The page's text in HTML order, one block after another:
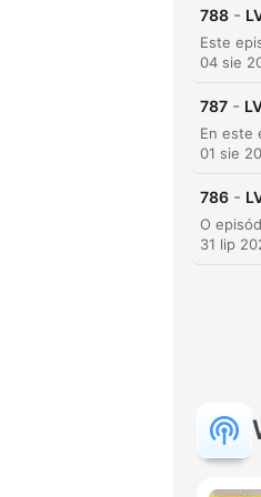
788 -
04 sie
787 -
01 sie
786 -
31 lip